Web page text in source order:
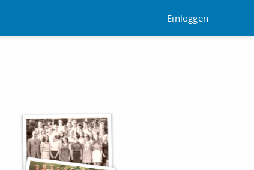
Einloggen